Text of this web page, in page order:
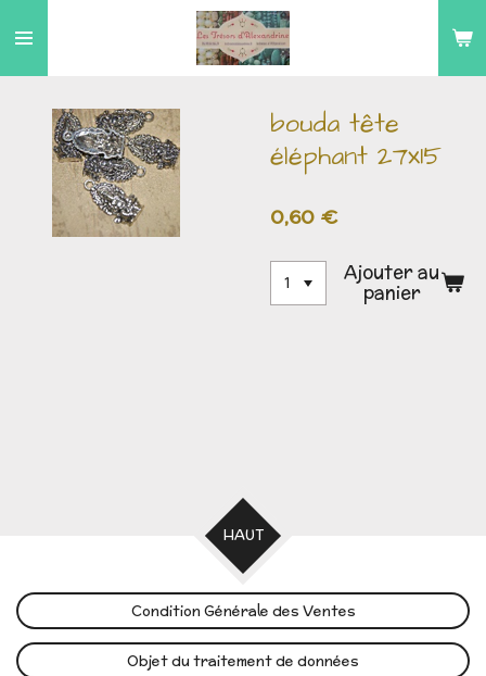
au
bouda tête
éléphant 27x15
0,60 €
Ajouter au
panier
HAUT
Condition Générale des Ventes
Objet du traitement de données